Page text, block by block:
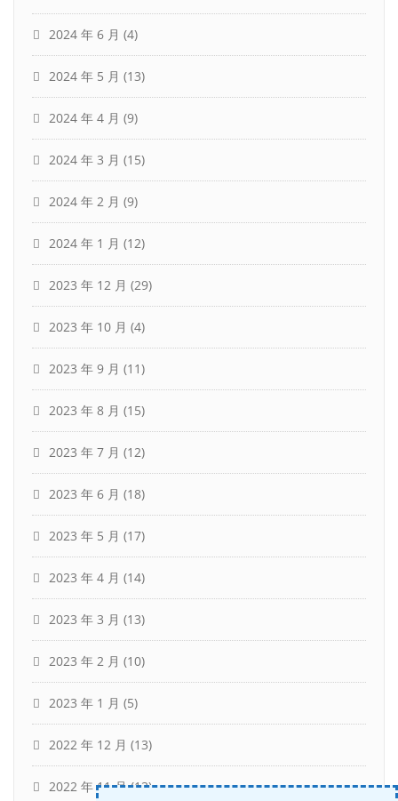
2024 年 6 月 (4)
2024 年 5 月 (13)
2024 年 4 月 (9)
2024 年 3 月 (15)
2024 年 2 月 (9)
2024 年 1 月 (12)
2023 年 12 月 (29)
2023 年 10 月 (4)
2023 年 9 月 (11)
2023 年 8 月 (15)
2023 年 7 月 (12)
2023 年 6 月 (18)
2023 年 5 月 (17)
2023 年 4 月 (14)
2023 年 3 月 (13)
2023 年 2 月 (10)
2023 年 1 月 (5)
2022 年 12 月 (13)
2022 年 11 月(13)